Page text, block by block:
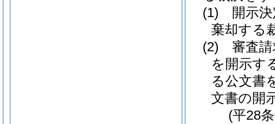
(1)
開示
棄却する
(2)
審査
を開示す
る公文書
文書の開
(平28